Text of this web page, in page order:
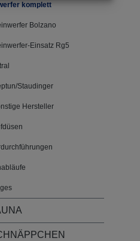
komplett
Bolzano
Einsatz Rg5
Staudinger
Hersteller